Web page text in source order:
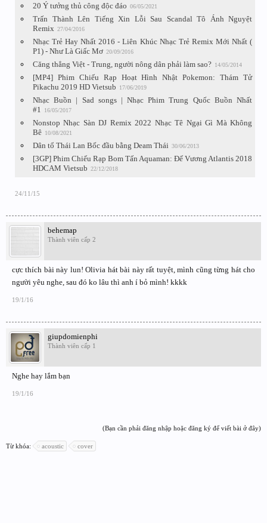
20 Ý tưởng thủ công độc đáo 06/05/2021
Trấn Thành Lên Tiếng Xin Lỗi Sau Scandal Tô Ánh Nguyệt
Remix 27/04/2016
Nhạc Trẻ Hay Nhất 2016 - Liên Khúc Nhạc Trẻ Remix Mới Nhất (
P1) - Như Là Giấc Mơ 20/09/2016
Căng thẳng Việt - Trung, người nông dân phải làm sao? 14/05/2014
[MP4] Phim Chiếu Rạp Hoạt Hình Nhật Pokemon: Thám Tử
Pikachu 2019 HD Vietsub
17/06/2019
Nhạc Buồn | Sad songs | Nhạc Phim Trung Quốc Buồn Nhất
#1
16/05/2017
Nonstop Nhạc Sàn DJ Remix 2022 Nhạc Tê Ngại Gì Mà Không
Bê 10/08/2021
Dân tổ Thái Lan Bốc đầu bằng Deam Thái 30/06/2013
[3GP] Phim Chiếu Rạp Bom Tấn Aquaman: Đế Vương Atlantis 2018
HDCAM Vietsub 22/12/2018
24/11/15
behemap
Thành viên cấp 2
cực thích bài này lun! Olivia hát bài này rất tuyệt, mình cũng từng hát cho
người yêu nghe, sau đó ko lâu thì anh í bỏ mình! kkkk
19/1/16
giupdomienphi
Thành viên cấp 1
Nghe hay lắm bạn
19/1/16
(Bạn cần phải đăng nhập hoặc đăng ký để viết bài ở đây)
Từ khóa: acoustic cover